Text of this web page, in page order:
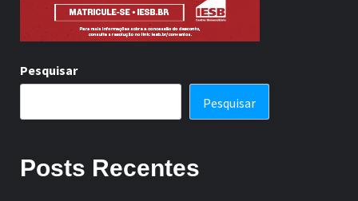
Pesquisar
Pesquisar
Posts Recentes